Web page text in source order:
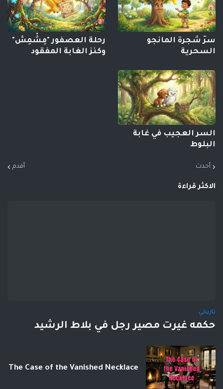
سرّ شجرة المانجو
السحرية
رحلة العصفور "مِشْمِش"
وكنز الغابة المفقود
السر العجيب في غابة
البلوط
أحدث أقدم
الاكثر قراءة
تاريخي
حكمه غيرت مصير رجل في بلاط الرشيد
The Case of the Vanished Necklace